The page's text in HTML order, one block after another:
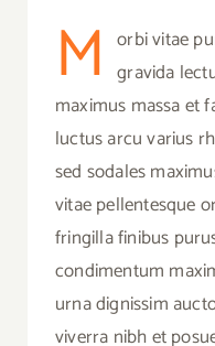
M orbi vitae
gravida
maximus massa et
luctus arcu varius
sed sodales
vitae pellentesque
fringilla finibus
condimentum
urna dignissim
viverra nibh et